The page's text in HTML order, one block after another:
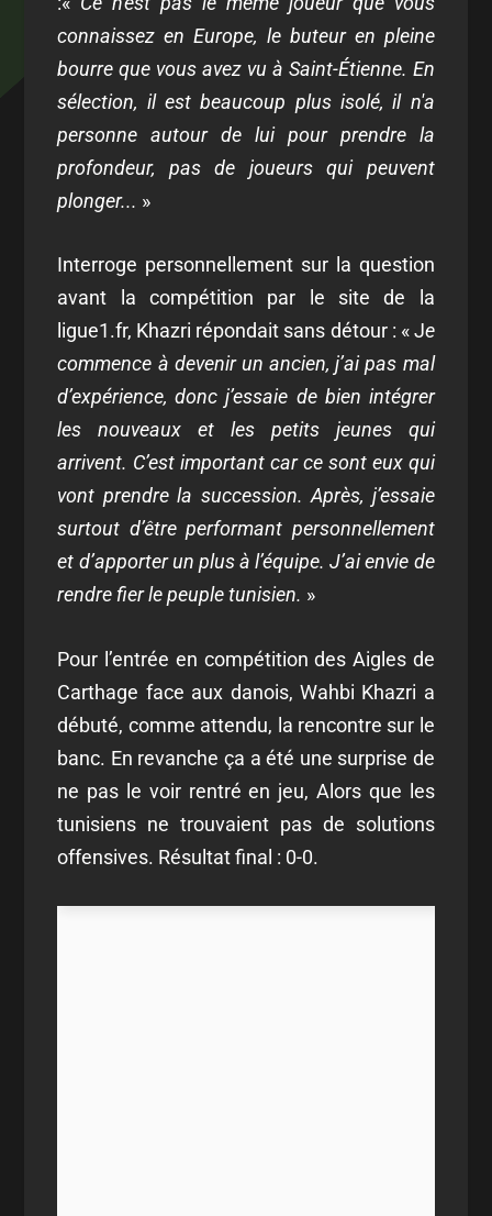
connaissez en Europe, le buteur en pleine
bourre que vous avez vu à Saint-Étienne. En
sélection, il est beaucoup plus isolé, il n'a
personne autour de lui pour prendre la
profondeur, pas de joueurs qui peuvent
plonger... »
Interroge personnellement sur la question
avant la compétition par le site de la
ligue1.fr, Khazri répondait sans détour : « Je
commence à devenir un ancien, j’ai pas mal
d’expérience, donc j’essaie de bien intégrer
les nouveaux et les petits jeunes qui
arrivent. C’est important car ce sont eux qui
vont prendre la succession. Après, j’essaie
surtout d’être performant personnellement
et d’apporter un plus à l’équipe. J’ai envie de
rendre fier le peuple tunisien. »
Pour l’entrée en compétition des Aigles de
Carthage face aux danois, Wahbi Khazri a
débuté, comme attendu, la rencontre sur le
banc. En revanche ça a été une surprise de
ne pas le voir rentré en jeu, Alors que les
tunisiens ne trouvaient pas de solutions
offensives. Résultat final : 0-0.